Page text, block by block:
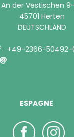
An der Vestischen 9-
45701 Herten
DEUTSCHLAND
+49-2366-50492-
ESPAGNE